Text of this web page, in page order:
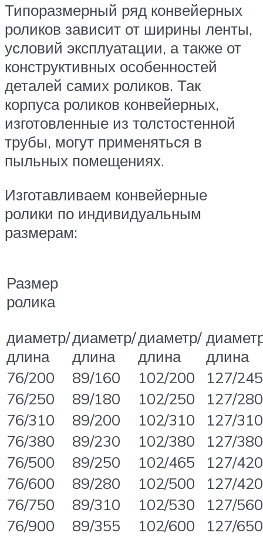
Типоразмерный ряд конвейерных
роликов зависит от ширины ленты,
условий эксплуатации, а также от
конструктивных особенностей
деталей самих роликов. Так
корпуса роликов конвейерных,
изготовленные из толстостенной
трубы, могут применяться в
пыльных помещениях.
Изготавливаем конвейерные
ролики по индивидуальным
размерам:
Размер
ролика
диаметр/
длина
диаметр/
длина
диаметр/
длина
длина
76/200
89/160 102/200
127/245
76/250
89/180 102/250
127/280
76/310
89/200 102/310
127/310
76/380
89/230 102/380
127/380
76/500
89/250 102/465
127/420
76/600
89/280 102/500
127/420
76/750
89/310 102/530
127/560
76/900
89/355 102/600
127/650